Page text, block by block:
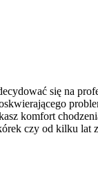
się na
komfort
czy od kilku